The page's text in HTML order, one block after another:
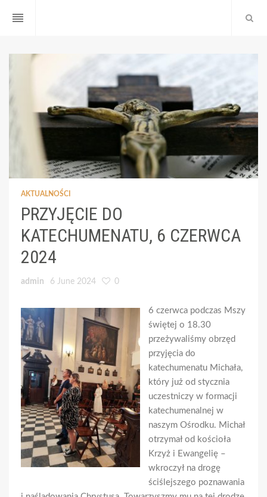
reorder
AKTUALNOŚCI
PRZYJĘCIE DO
KATECHUMENATU, 6 CZERWCA
2024
admin 6 June 2024 0
6 czerwca podczas Mszy
świętej o 18.30
przeżywaliśmy obrzęd
przyjęcia do
katechumenatu Michała,
który już od stycznia
uczestniczy w formacji
katechumenalnej w
naszym Ośrodku. Michał
otrzymał od kościoła
Krzyż i Ewangelię –
wkroczył na drogę
ściślejszego poznawania